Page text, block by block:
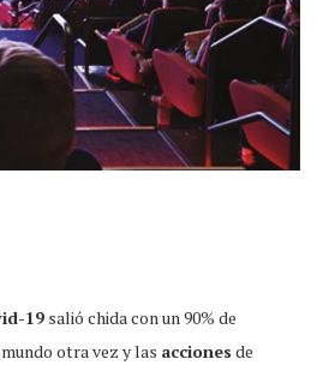
19 salió chida con un 90% de
otra vez y las acciones de